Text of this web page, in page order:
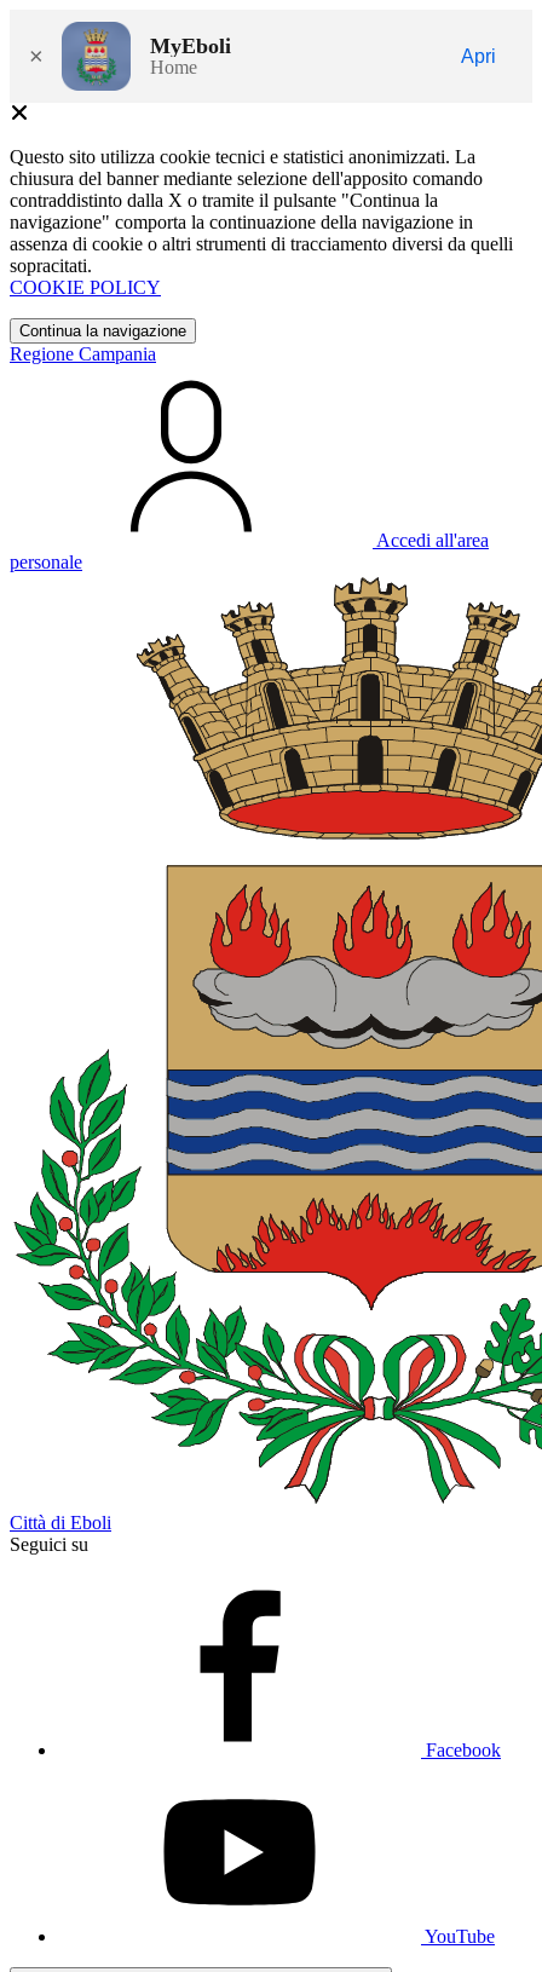
× MyEboli
Home
Apri
Questo sito utilizza cookie tecnici e statistici anonimizzati. La
chiusura del banner mediante selezione dell'apposito comando
contraddistinto dalla X o tramite il pulsante "Continua la
navigazione" comporta la continuazione della navigazione in
assenza di cookie o altri strumenti di tracciamento diversi da quelli
sopracitati.
COOKIE POLICY
Continua la navigazione
Regione Campania
Accedi all'area
personale
Città di Eboli
Seguici su
Facebook
YouTube